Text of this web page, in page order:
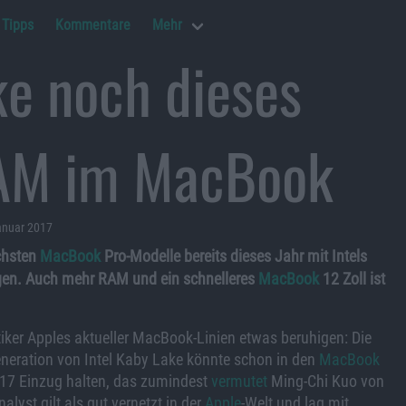
Tipps Kommentare Mehr
noch dieses
im MacBook
2017
MacBookPro-Modelle bereits dieses Jahr mit Intels
Auch mehr RAM und ein schnelleres MacBook12 Zoll ist
Apples aktueller MacBook-Linien etwas beruhigen: Die
von Intel Kaby Lake könnte schon in den MacBook
Einzug halten, das zumindest vermutet Ming-Chi Kuo von